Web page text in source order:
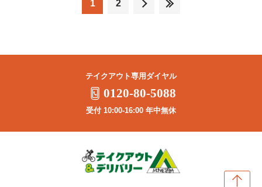
1 2
テイクアウト専用ダイヤル
0120-80-5088
受付 10:00-16:00 年中無休